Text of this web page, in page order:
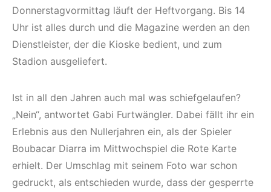
Donnerstagvormittag läuft der Heftvorgang. Bis 14
Uhr ist alles durch und die Magazine werden an den
Dienstleister, der die Kioske bedient, und zum
Stadion ausgeliefert.
Ist in all den Jahren auch mal was schiefgelaufen?
„Nein“, antwortet Gabi Furtwängler. Dabei fällt ihr ein
Erlebnis aus den Nullerjahren ein, als der Spieler
Boubacar Diarra im Mittwochspiel die Rote Karte
erhielt. Der Umschlag mit seinem Foto war schon
gedruckt, als entschieden wurde, dass der gesperrte